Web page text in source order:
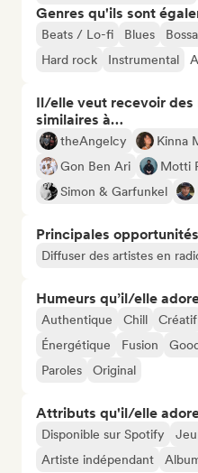
Genres qu'ils sont
Beats / Lo-fi Blues
Hard rock
Instrumental
Il/elle veut recevoir des
similaires à…
theAngelcy Kinna
Gon Ben Ari
Motti
Simon & Garfunkel
Principales opportunités
Diffuser des artistes en
Humeurs qu’il/elle
Authentique Chill Créatif
Énergétique
Fusion
Paroles
Original
Attributs qu'il/elle
Disponible sur Spotify
Artiste indépendant